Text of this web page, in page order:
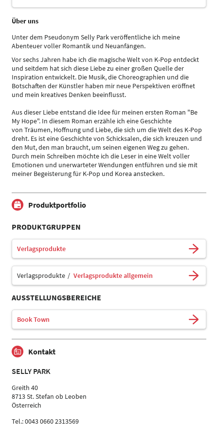
Über uns
Unter dem Pseudonym Selly Park veröffentliche ich meine
Abenteuer voller Romantik und Neuanfängen.
Vor sechs Jahren habe ich die magische Welt von K-Pop entdeckt
und seitdem hat sich diese Liebe zu einer großen Quelle der
Inspiration entwickelt. Die Musik, die Choreographien und die
Botschaften der Künstler haben mir neue Perspektiven eröffnet
und mein kreatives Denken beeinflusst.
Aus dieser Liebe entstand die Idee für meinen ersten Roman "Be
My Hope". In diesem Roman erzähle ich eine Geschichte
von Träumen, Hoffnung und Liebe, die sich um die Welt des K-Pop
dreht. Es ist eine Geschichte von Schicksalen, die sich kreuzen und
den Mut, den man braucht, um seinen eigenen Weg zu gehen.
Durch mein Schreiben möchte ich die Leser in eine Welt voller
Emotionen und unerwarteter Wendungen entführen und sie mit
meiner Begeisterung für K-Pop und Korea anstecken.
Produktportfolio
PRODUKTGRUPPEN
Verlagsprodukte
Verlagsprodukte Verlagsprodukte allgemein
AUSSTELLUNGSBEREICHE
Book Town
Kontakt
SELLY PARK
Greith 40
8713 St. Stefan ob Leoben
Österreich
Tel.: 0043 0660 2313569